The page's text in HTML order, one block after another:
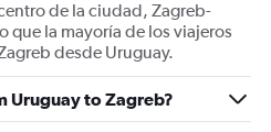
de la ciudad, Zagreb-
que la mayoría de los viajeros
desde Uruguay.
Uruguay to Zagreb?